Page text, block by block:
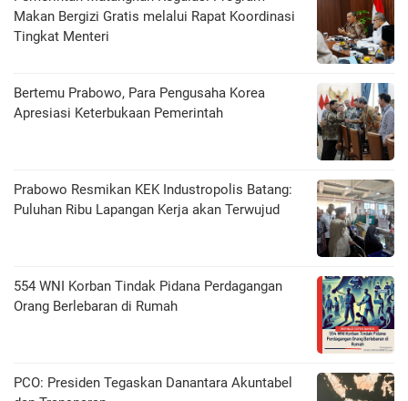
Makan Bergizi Gratis melalui Rapat Koordinasi
Tingkat Menteri
Bertemu Prabowo, Para Pengusaha Korea
Apresiasi Keterbukaan Pemerintah
Prabowo Resmikan KEK Industropolis Batang:
Puluhan Ribu Lapangan Kerja akan Terwujud
554 WNI Korban Tindak Pidana Perdagangan
Orang Berlebaran di Rumah
PCO: Presiden Tegaskan Danantara Akuntabel